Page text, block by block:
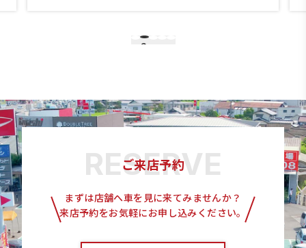
2
ご来店予約
まずは店舗へ車を見に来てみませんか？
来店予約をお気軽にお申し込みください。